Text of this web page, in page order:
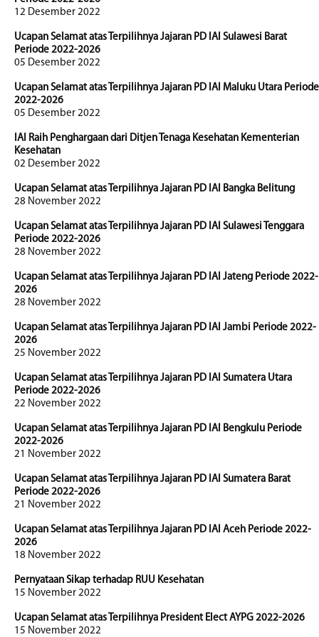
12 Desember 2022
Ucapan Selamat atas Terpilihnya Jajaran PD IAI Sulawesi Barat
Periode 2022-2026
05 Desember 2022
Ucapan Selamat atas Terpilihnya Jajaran PD IAI Maluku Utara Periode
2022-2026
05 Desember 2022
IAI Raih Penghargaan dari Ditjen Tenaga Kesehatan Kementerian
Kesehatan
02 Desember 2022
Ucapan Selamat atas Terpilihnya Jajaran PD IAI Bangka Belitung
28 November 2022
Ucapan Selamat atas Terpilihnya Jajaran PD IAI Sulawesi Tenggara
Periode 2022-2026
28 November 2022
Ucapan Selamat atas Terpilihnya Jajaran PD IAI Jateng Periode 2022-
2026
28 November 2022
Ucapan Selamat atas Terpilihnya Jajaran PD IAI Jambi Periode 2022-
2026
25 November 2022
Ucapan Selamat atas Terpilihnya Jajaran PD IAI Sumatera Utara
Periode 2022-2026
22 November 2022
Ucapan Selamat atas Terpilihnya Jajaran PD IAI Bengkulu Periode
2022-2026
21 November 2022
Ucapan Selamat atas Terpilihnya Jajaran PD IAI Sumatera Barat
Periode 2022-2026
21 November 2022
Ucapan Selamat atas Terpilihnya Jajaran PD IAI Aceh Periode 2022-
2026
18 November 2022
Pernyataan Sikap terhadap RUU Kesehatan
15 November 2022
Ucapan Selamat atas Terpilihnya President Elect AYPG 2022-2026
15 November 2022